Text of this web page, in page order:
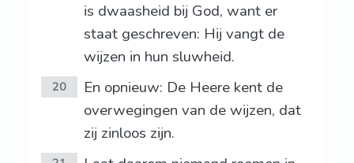
is dwaasheid bij God, want er
staat geschreven: Hij vangt de
wijzen in hun sluwheid.
20
En opnieuw: De Heere kent de
overwegingen van de wijzen, dat
zij zinloos zijn.